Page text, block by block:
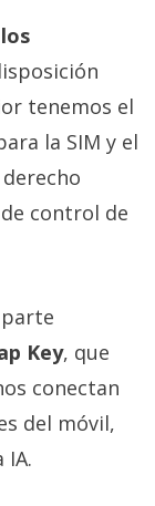
tenemos el
la SIM y el
control de
Key, que
conectan
del móvil,
IA.